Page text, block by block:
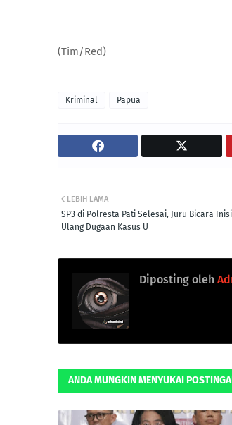
(Tim/Red)
Kriminal Papua
LEBIH LAMA
SP3 di Polresta Pati Selesai, Juru Bicara
Ulang Dugaan Kasus U
Diposting oleh
ANDA MUNGKIN MENYUKAI